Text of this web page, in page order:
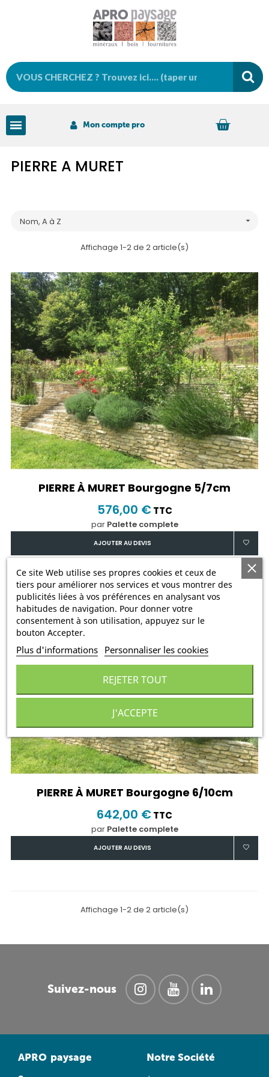
Mon compte pro
PIERRE A MURET
Nom, A à Z 
Affichage 1-2 de 2 article(s)
PIERRE À MURET Bourgogne 5/7cm
576,00 € TTC
par Palette complete
AJOUTER AU DEVIS
PIERRE À MURET Bourgogne 6/10cm
642,00 €TTC
par Palette complete
AJOUTER AU DEVIS
Affichage 1-2 de 2 article(s)
Suivez-nous
APRO paysage
Ce site Web utilise ses propres cookies et ceux de
tiers pour améliorer nos services et vous montrer des
publicités liées à vos préférences en analysant vos
habitudes de navigation. Pour donner votre
consentement à son utilisation, appuyez sur le
bouton Accepter.
Plus d'informations Personnaliser les cookies
REJETER TOUT
J'ACCEPTE
Notre Société